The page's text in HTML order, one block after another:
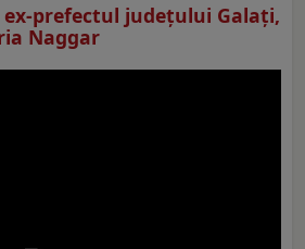
prefectul judeţului Galaţi,
Naggar